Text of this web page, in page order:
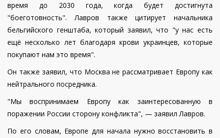
время до 2030 года, когда будет достигнута
"боеготовность". Лавров также цитирует начальника
бельгийского генштаба, который заявил, что "у нас есть
ещё несколько лет благодаря крови украинцев, которые
покупают нам это время".
Он также заявил, что Москва не рассматривает Европу как
нейтрального посредника.
"Мы воспринимаем Европу как заинтересованную в
поражении России сторону конфликта", — заявил Лавров.
По его словам, Европе для начала нужно восстановить в